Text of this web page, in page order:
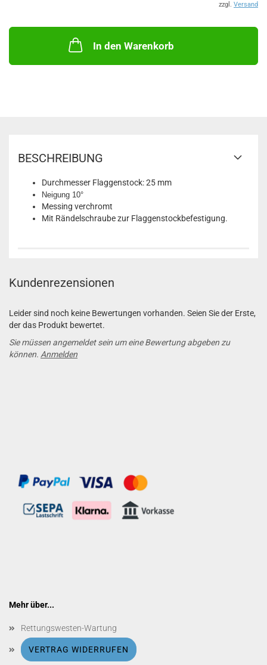
zzgl. Versand
In den Warenkorb
BESCHREIBUNG
Durchmesser Flaggenstock: 25 mm
Neigung 10°
Messing verchromt
Mit Rändelschraube zur Flaggenstockbefestigung.
Kundenrezensionen
Leider sind noch keine Bewertungen vorhanden. Seien Sie der Erste,
der das Produkt bewertet.
Sie müssen angemeldet sein um eine Bewertung abgeben zu
können. Anmelden
Mehr über...
Rettungswesten-Wartung
VERTRAG WIDERRUFEN